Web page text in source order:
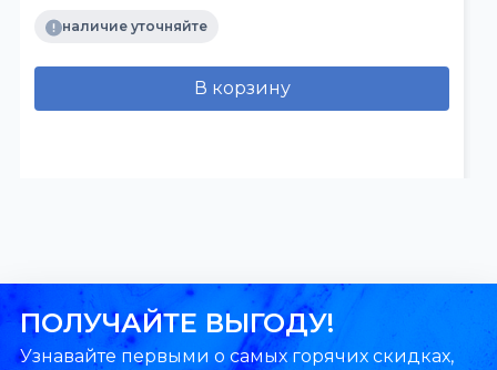
наличие уточняйте
В корзину
ПОЛУЧАЙТЕ ВЫГОДУ!
Узнавайте первыми о самых горячих скидках,